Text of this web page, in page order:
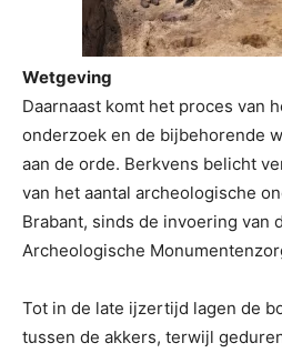
Wetgeving
Daarnaast komt het proces van
onderzoek en de bijbehorende
aan de orde. Berkvens belicht
van het aantal archeologische
Brabant, sinds de invoering van
Archeologische
Tot in de late ijzertijd lagen de
tussen de akkers, terwijl